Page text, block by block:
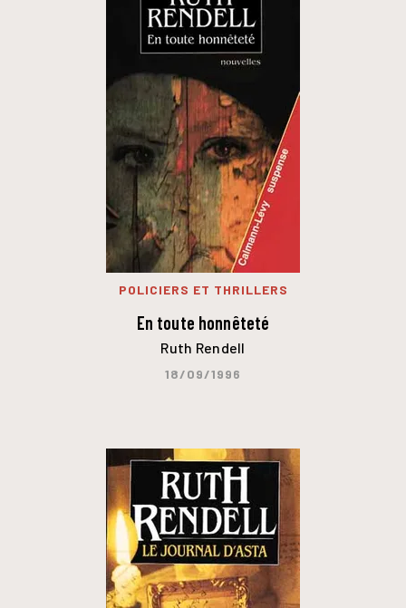
POLICIERS ET THRILLERS
En toute honnêteté
Ruth Rendell
18/09/1996